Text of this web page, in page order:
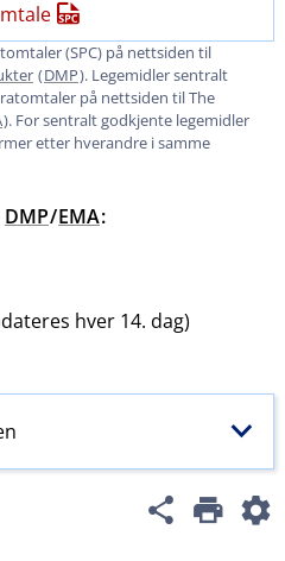
(SPC) på nettsiden til
(DMP). Legemidler sentralt
på nettsiden til The
). For sentralt godkjente legemidler
etter hverandre i samme
DMP/EMA:
hver 14. dag)